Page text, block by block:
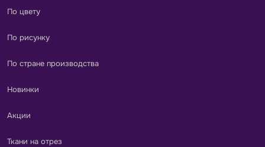
По цвету
По рисунку
По стране производства
Новинки
Акции
Ткани на отрез